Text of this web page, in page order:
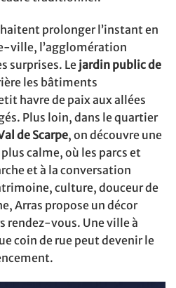
prolonger l’instant en
ville, l’agglomération
surprises. Le jardin public de
les bâtiments
havre de paix aux allées
Plus loin, dans le quartier
de Scarpe, on découvre une
calme, où les parcs et
et à la conversation
culture, douceur de
Arras propose un décor
rendez-vous. Une ville à
coin de rue peut devenir le